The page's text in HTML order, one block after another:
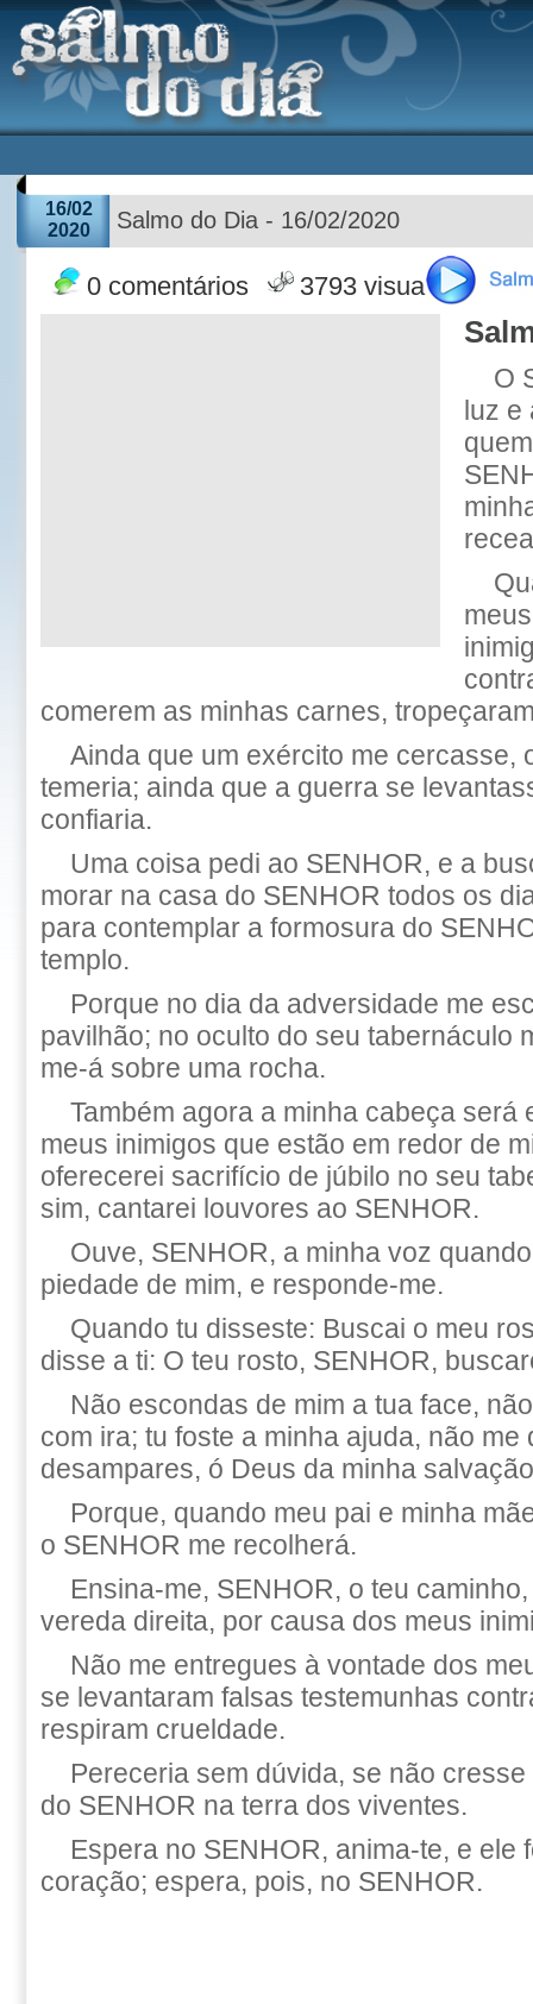
16/02
2020
Salmo do Dia - 16/02/2020
0 comentários 3793 visualizações
O
luz e
comerem as minhas carnes,
Ainda que um exército me cercasse,
temeria; ainda que a guerra se
confiaria.
Uma coisa pedi ao SENHOR, e a
morar na casa do SENHOR todos os
para contemplar a formosura do
templo.
Porque no dia da adversidade me
pavilhão; no oculto do seu tabernáculo
me-á sobre uma rocha.
Também agora a minha cabeça será
meus inimigos que estão em redor de
oferecerei sacrifício de júbilo no seu
sim, cantarei louvores ao SENHOR.
Ouve, SENHOR, a minha voz
piedade de mim, e responde-me.
Quando tu disseste: Buscai o meu
disse a ti: O teu rosto, SENHOR,
Não escondas de mim a tua face,
com ira; tu foste a minha ajuda, não me
desampares, ó Deus da minha
Porque, quando meu pai e minha
o SENHOR me recolherá.
Ensina-me, SENHOR, o teu
vereda direita, por causa dos meus
Não me entregues à vontade dos
se levantaram falsas testemunhas
respiram crueldade.
Pereceria sem dúvida, se não
do SENHOR na terra dos viventes.
Espera no SENHOR, anima-te, e ele
coração; espera, pois, no SENHOR.